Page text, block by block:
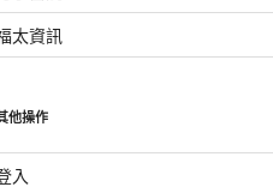
太資訊
他操作
入